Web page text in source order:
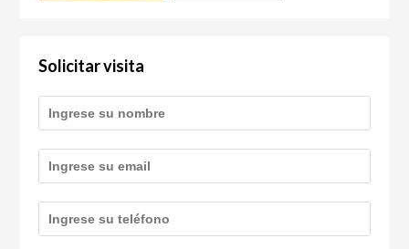
Solicitar visita